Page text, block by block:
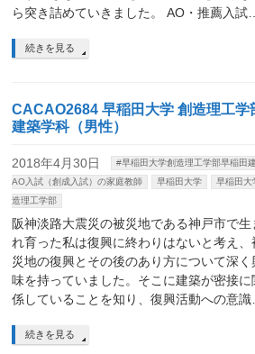
ら突き詰めていきました。 AO・推薦入試…
続きを見る
CACAO2684 早稲田大学 創造理工学
建築学科（男性）
2018年4月30日
#早稲田大学創造理工学部早稲田
AO入試（創成入試）の家庭教師
早稲田大学
早稲田大
造理工学部
阪神淡路大震災の被災地である神戸市で生
れ育った私は復興に終わりはないと考え、
災地の復興とその後のあり方について深く
味を持っていました。そこに建築が密接に
係していることを知り、復興活動への意識
続きを見る